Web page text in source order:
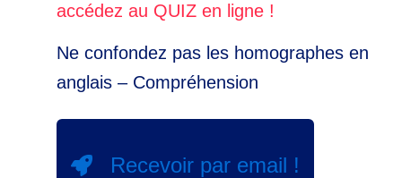
accédez au QUIZ en ligne !
Ne confondez pas les homographes en
anglais – Compréhension
Recevoir par email !